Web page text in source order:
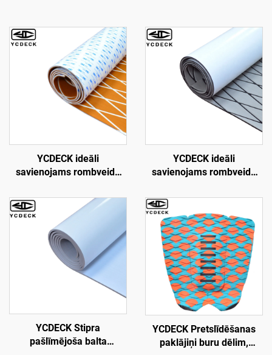
YCDECK ideāli
savienojams rombveida
6 mm biezs pretslīdēšanas
jūras grīdas paklājs ar
stipru 3M pašlīmējošo
slāni
YCDECK ideāli
savienojams rombveida
klāja loks, pretslīdēšanas
paklājs Jon motorlaivām,
jahtas stūres paklājam, RV
grīdai
YCDECK Stipra
pašlīmējoša balta
YCDECK Pretslīdēšanas
paklājiņi buru dēlim,